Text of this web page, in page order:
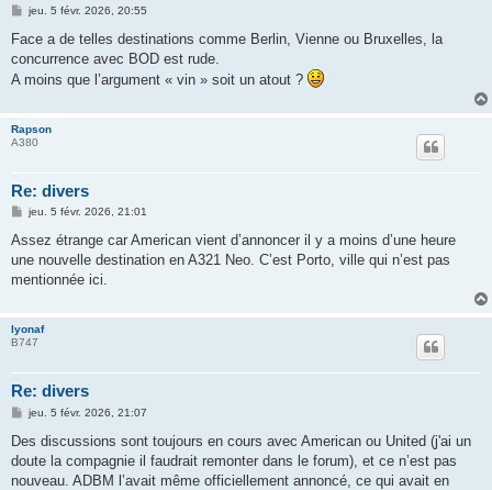
M
s
a
g
e
jeu. 5 févr. 2026, 20:55
Face a de telles destinations comme Berlin, Vienne ou Bruxelles, la
concurrence avec BOD est rude.
A moins que l’argument « vin » soit un atout ?
Rapson
A380
Re: divers
M
s
a
g
jeu. 5 févr. 2026, 21:01
Assez étrange car American vient d’annoncer il y a moins d’une heure
une nouvelle destination en A321 Neo. C’est Porto, ville qui n’est pas
mentionnée ici.
lyonaf
B747
Re: divers
M
s
a
g
jeu. 5 févr. 2026, 21:07
Des discussions sont toujours en cours avec American ou United (j'ai un
doute la compagnie il faudrait remonter dans le forum), et ce n’est pas
nouveau. ADBM l’avait même officiellement annoncé, ce qui avait en